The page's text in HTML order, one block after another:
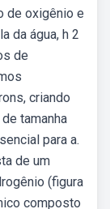
de oxigênio e
da água, h 2
de
criando
tamanha
para a.
de um
(figura
composto